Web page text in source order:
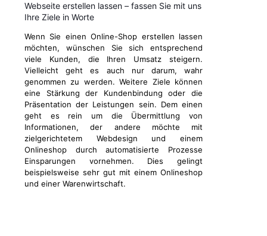
Webseite erstellen lassen – fassen Sie mit uns
Ihre Ziele in Worte
Wenn Sie einen Online-Shop erstellen lassen
möchten, wünschen Sie sich entsprechend
viele Kunden, die Ihren Umsatz steigern.
Vielleicht geht es auch nur darum, wahr
genommen zu werden. Weitere Ziele können
eine Stärkung der Kundenbindung oder die
Präsentation der Leistungen sein. Dem einen
geht es rein um die Übermittlung von
Informationen, der andere möchte mit
zielgerichtetem Webdesign und einem
Onlineshop durch automatisierte Prozesse
Einsparungen vornehmen. Dies gelingt
beispielsweise sehr gut mit einem Onlineshop
und einer Warenwirtschaft.